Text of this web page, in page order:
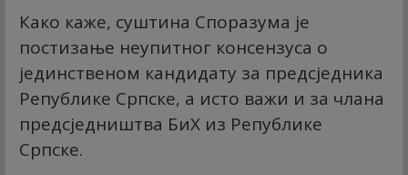
Како каже, суштина Споразума је
постизање неупитног консензуса о
јединственом кандидату за предсједника
Републике Српске, а исто важи и за члана
предсједништва БиХ из Републике
Српске.